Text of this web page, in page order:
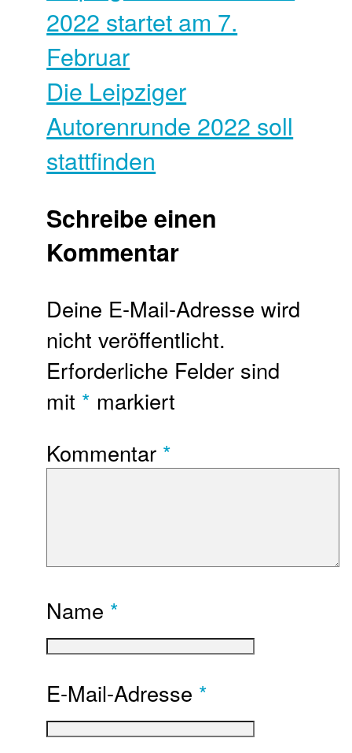
2022 startet am 7.
Februar
Die Leipziger
Autorenrunde 2022 soll
stattfinden
Schreibe einen
Kommentar
Deine E-Mail-Adresse wird
nicht veröffentlicht.
Erforderliche Felder sind
mit * markiert
Kommentar *
Name *
E-Mail-Adresse *